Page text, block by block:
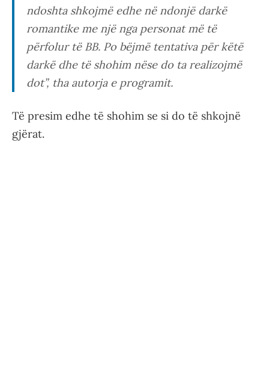
ndoshta shkojmë edhe në ndonjë darkë
romantike me një nga personat më të
përfolur të BB. Po bëjmë tentativa për këtë
darkë dhe të shohim nëse do ta realizojmë
dot”, tha autorja e programit.
Të presim edhe të shohim se si do të shkojnë
gjërat.